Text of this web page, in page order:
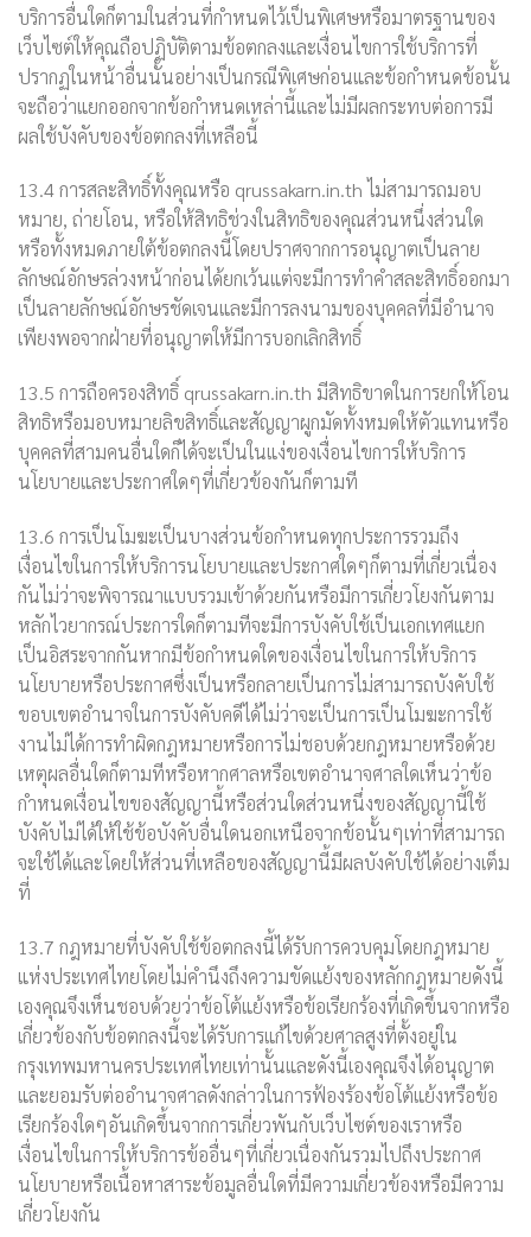
บริการอื่นใดก็ตามในส่วนที่กำหนดไว้เป็นพิเศษหรือมาตรฐานของ
เว็บไซต์ให้คุณถือปฏิบัติตามข้อตกลงและเงื่อนไขการใช้บริการที่
ปรากฏในหน้าอื่นนั้นอย่างเป็นกรณีพิเศษก่อนและข้อกำหนดข้อนั้น
จะถือว่าแยกออกจากข้อกำหนดเหล่านี้และไม่มีผลกระทบต่อการมี
ผลใช้บังคับของข้อตกลงที่เหลือนี้
13.4 การสละสิทธิ์ทั้งคุณหรือ qrussakarn.in.th ไม่สามารถมอบ
หมาย, ถ่ายโอน, หรือให้สิทธิช่วงในสิทธิของคุณส่วนหนึ่งส่วนใด
หรือทั้งหมดภายใต้ข้อตกลงนี้โดยปราศจากการอนุญาตเป็นลาย
ลักษณ์อักษรล่วงหน้าก่อนได้ยกเว้นแต่จะมีการทำคำสละสิทธิ์ออกมา
เป็นลายลักษณ์อักษรชัดเจนและมีการลงนามของบุคคลที่มีอำนาจ
เพียงพอจากฝ่ายที่อนุญาตให้มีการบอกเลิกสิทธิ์
13.5 การถือครองสิทธิ์ qrussakarn.in.th มีสิทธิขาดในการยกให้โอน
สิทธิหรือมอบหมายลิขสิทธิ์และสัญญาผูกมัดทั้งหมดให้ตัวแทนหรือ
บุคคลที่สามคนอื่นใดก็ได้จะเป็นในแง่ของเงื่อนไขการให้บริการ
นโยบายและประกาศใดๆที่เกี่ยวข้องกันก็ตามที
13.6 การเป็นโมฆะเป็นบางส่วนข้อกำหนดทุกประการรวมถึง
เงื่อนไขในการให้บริการนโยบายและประกาศใดๆก็ตามที่เกี่ยวเนื่อง
กันไม่ว่าจะพิจารณาแบบรวมเข้าด้วยกันหรือมีการเกี่ยวโยงกันตาม
หลักไวยากรณ์ประการใดก็ตามทีจะมีการบังคับใช้เป็นเอกเทศแยก
เป็นอิสระจากกันหากมีข้อกำหนดใดของเงื่อนไขในการให้บริการ
นโยบายหรือประกาศซึ่งเป็นหรือกลายเป็นการไม่สามารถบังคับใช้
ขอบเขตอำนาจในการบังคับคดีได้ไม่ว่าจะเป็นการเป็นโมฆะการใช้
งานไม่ได้การทำผิดกฎหมายหรือการไม่ชอบด้วยกฎหมายหรือด้วย
เหตุผลอื่นใดก็ตามทีหรือหากศาลหรือเขตอำนาจศาลใดเห็นว่าข้อ
กำหนดเงื่อนไขของสัญญานี้หรือส่วนใดส่วนหนึ่งของสัญญานี้ใช้
บังคับไม่ได้ให้ใช้ข้อบังคับอื่นใดนอกเหนือจากข้อนั้นๆเท่าที่สามารถ
จะใช้ได้และโดยให้ส่วนที่เหลือของสัญญานี้มีผลบังคับใช้ได้อย่างเต็ม
ที่
13.7 กฎหมายที่บังคับใช้ข้อตกลงนี้ได้รับการควบคุมโดยกฎหมาย
แห่งประเทศไทยโดยไม่คำนึงถึงความขัดแย้งของหลักกฎหมายดังนี้
เองคุณจึงเห็นชอบด้วยว่าข้อโต้แย้งหรือข้อเรียกร้องที่เกิดขึ้นจากหรือ
เกี่ยวข้องกับข้อตกลงนี้จะได้รับการแก้ไขด้วยศาลสูงที่ตั้งอยู่ใน
กรุงเทพมหานครประเทศไทยเท่านั้นและดังนี้เองคุณจึงได้อนุญาต
และยอมรับต่ออำนาจศาลดังกล่าวในการฟ้องร้องข้อโต้แย้งหรือข้อ
เรียกร้องใดๆอันเกิดขึ้นจากการเกี่ยวพันกับเว็บไซต์ของเราหรือ
เงื่อนไขในการให้บริการข้ออื่นๆที่เกี่ยวเนื่องกันรวมไปถึงประกาศ
นโยบายหรือเนื้อหาสาระข้อมูลอื่นใดที่มีความเกี่ยวข้องหรือมีความ
เกี่ยวโยงกัน